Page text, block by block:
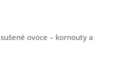
ovoce – kornouty a